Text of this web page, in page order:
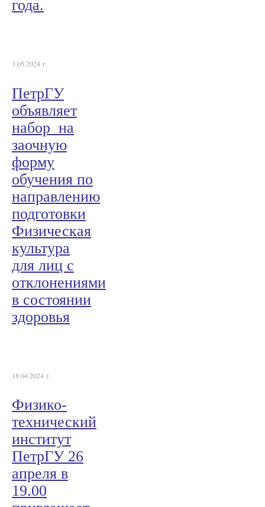
года.
3.05.2024 г.
ПетрГУ
объявляет
набор на
заочную
форму
обучения по
направлению
подготовки
Физическая
культура
для лиц с
отклонениями
в состоянии
здоровья
18.04.2024 г.
Физико-
технический
институт
ПетрГУ 26
апреля в
19.00